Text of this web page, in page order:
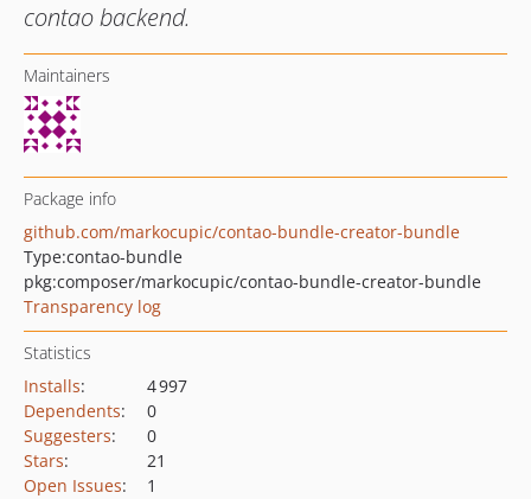
contao backend.
Maintainers
Package info
github.com/markocupic/contao-bundle-creator-bundle
Type:contao-bundle
pkg:composer/markocupic/contao-bundle-creator-bundle
Transparency log
Statistics
Installs:
4 997
Dependents:
0
Suggesters:
0
Stars:
21
Open Issues: 1